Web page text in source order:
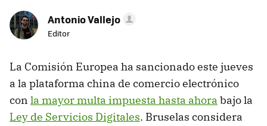
Antonio Vallejo
Editor
La Comisión Europea ha sancionado este jueves
a la plataforma china de comercio electrónico
con la mayor multa impuesta hasta ahora bajo la
Ley de Servicios Digitales. Bruselas considera